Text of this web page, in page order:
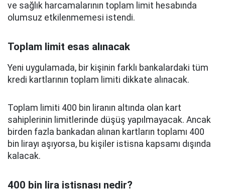
ve sağlık harcamalarının toplam limit hesabında
olumsuz etkilenmemesi istendi.
Toplam limit esas alınacak
Yeni uygulamada, bir kişinin farklı bankalardaki tüm
kredi kartlarının toplam limiti dikkate alınacak.
Toplam limiti 400 bin liranın altında olan kart
sahiplerinin limitlerinde düşüş yapılmayacak. Ancak
birden fazla bankadan alınan kartların toplamı 400
bin lirayı aşıyorsa, bu kişiler istisna kapsamı dışında
kalacak.
400 bin lira istisnası nedir?